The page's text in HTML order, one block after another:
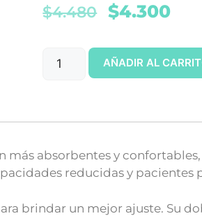
$4.480 $4.300
AÑADIR AL
más absorbentes y
reducidas y pacientes
brindar un mejor ajuste. Su